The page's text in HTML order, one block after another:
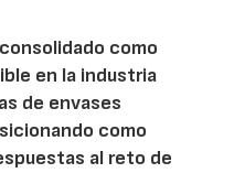
como
en la industria
de envases
como
al reto de